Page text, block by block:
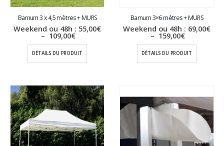
Barnum 3 x 4,5 mètres + MURS
Weekend ou 48h : 55,00€
– 109,00€Plage
de
prix :
55,00€
à
DÉTAILS DU PRODUIT
Barnum 3×6 mètres + MURS
Weekend ou 48h : 69,00€
– 159,00€Plage
de
prix :
69,00€
à
DÉTAILS DU PRODUIT